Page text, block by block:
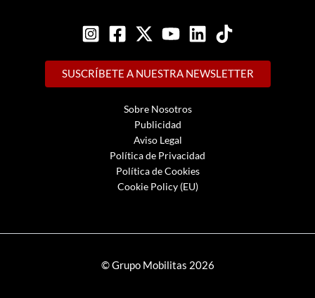
SUSCRÍBETE A NUESTRA NEWSLETTER
Sobre Nosotros
Publicidad
Aviso Legal
Política de Privacidad
Política de Cookies
Cookie Policy (EU)
© Grupo Mobilitas 2026